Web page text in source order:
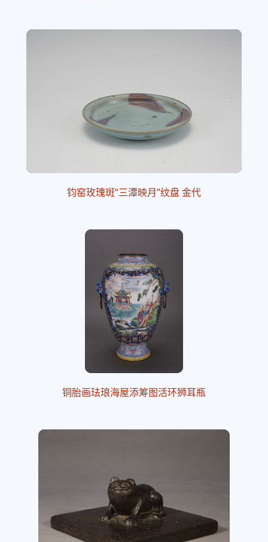
钧窑玫瑰斑“三潭映月”纹盘 金代
铜胎画珐琅海屋添筹图活环狮耳瓶